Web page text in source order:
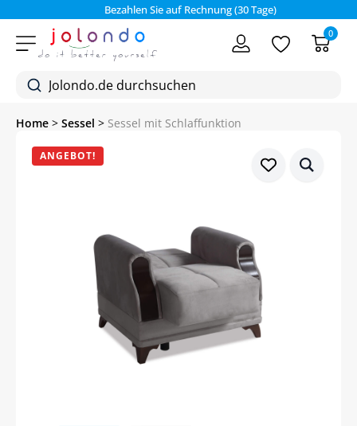
Bezahlen Sie auf Rechnung (30 Tage)
0
Home > Sessel > Sessel mit Schlaffunktion
ANGEBOT!